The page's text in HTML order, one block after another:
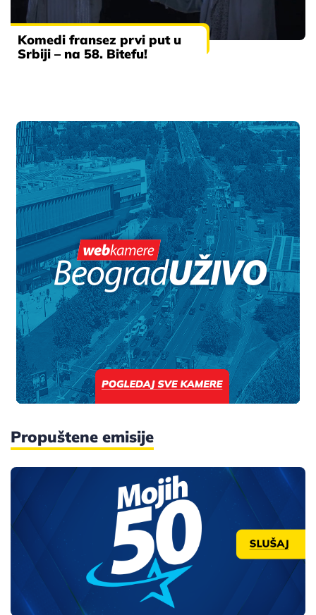
Komedi fransez prvi put u
Srbiji – na 58. Bitefu!
Propuštene emisije